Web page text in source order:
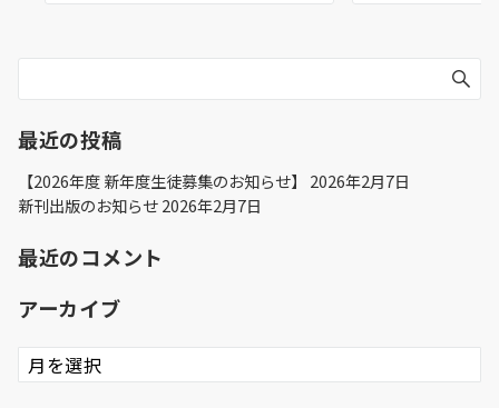
最近の投稿
【2026年度 新年度生徒募集のお知らせ】
2026年2月7日
新刊出版のお知らせ 2026年2月7日
最近のコメント
アーカイブ
ア
ー